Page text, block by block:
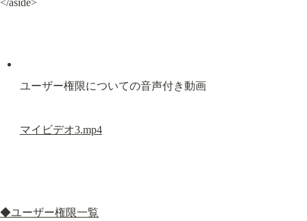
</aside>
ユーザー権限についての音声付き動画
マイビデオ3.mp4
◆ユーザー権限一覧